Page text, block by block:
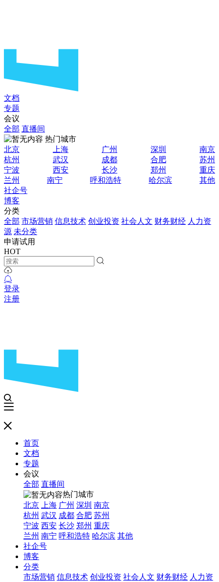
文档
专题
会议
全部 直播间
热门城市
北京
上海 广州 深圳
南京
杭州
武汉 成都 合肥
苏州
宁波
西安 长沙 郑州
重庆
兰州
南宁 呼和浩特 哈尔滨
其他
社企号
博客
分类
全部 市场营销 信息技术 创业投资 社会人文 财务财经 人力资
源 未分类
申请试用
HOT
登录
注册
首页
文档
专题
会议
全部 直播间
热门城市
北京
上海 广州 深圳 南京
杭州 武汉 成都 合肥 苏州
宁波 西安 长沙 郑州 重庆
兰州 南宁 呼和浩特 哈尔滨 其他
社企号
博客
分类
市场营销 信息技术 创业投资 社会人文 财务财经 人力资